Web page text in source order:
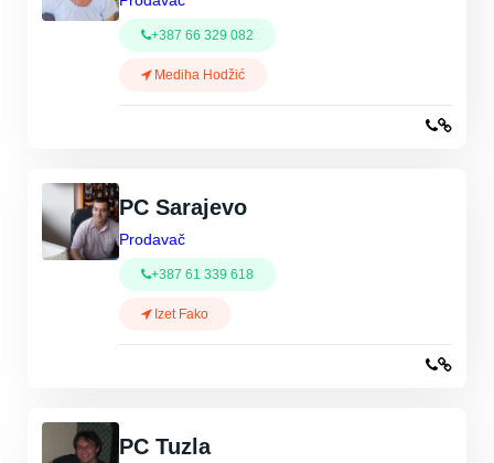
+387 66 329 082
Mediha Hodžić
PC Sarajevo
Prodavač
+387 61 339 618
Izet Fako
PC Tuzla